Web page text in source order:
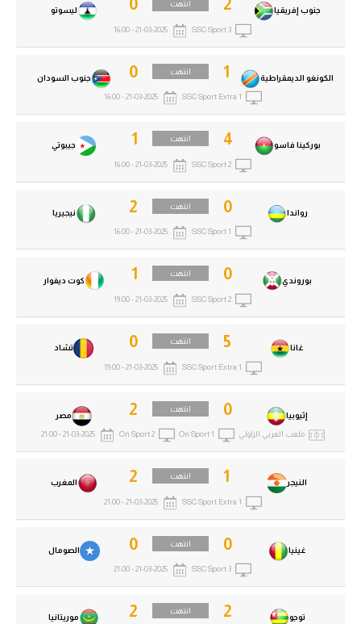
توجو 2 انتهت
موريتانيا 2
غينيا 0 انتهت
الصومال 0
SSC Sport 3
21-03-2025 - 21:00
النيجر 1 انتهت
المغرب 2
SSC Sport Extra 1
21-03-2025 - 21:00
إثيوبيا 0 انتهت
مصر 2
ملعب العربي الزاولي On Sport 1
On Sport 2
21-03-2025 - 21:00
غانا 5 انتهت
تشاد 0
SSC Sport Extra 1
21-03-2025 - 19:00
بوروندي 0 انتهت
كوت ديفوار 1
SSC Sport 2
21-03-2025 - 19:00
رواندا 0 انتهت
نيجيريا 2
SSC Sport 1
21-03-2025 - 16:00
بوركينا فاسو 4 انتهت
جيبوتي 1
SSC Sport 2
21-03-2025 - 16:00
الكونغو الديمقراطية 1 انتهت
جنوب السودان 0
SSC Sport Extra 1
21-03-2025 - 16:00
جنوب إفريقيا 2 انتهت
ليسوتو 0
SSC Sport 3
21-03-2025 - 16:00